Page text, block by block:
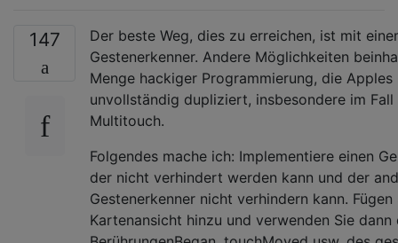
147
Der beste Weg, dies zu erreichen, ist mit
Gestenerkenner. Andere Möglichkeiten
Menge hackiger Programmierung, die Apples
unvollständig dupliziert, insbesondere im Fall
Multitouch.
Folgendes mache ich: Implementiere einen
der nicht verhindert werden kann und der
Gestenerkenner nicht verhindern kann. Fügen
Kartenansicht hinzu und verwenden Sie dann